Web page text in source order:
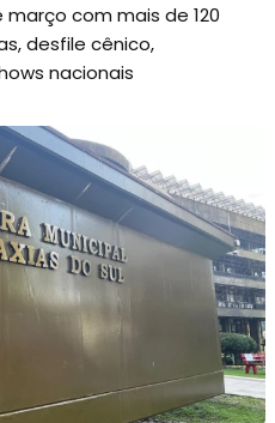
com mais de 120
desfile cênico,
nacionais